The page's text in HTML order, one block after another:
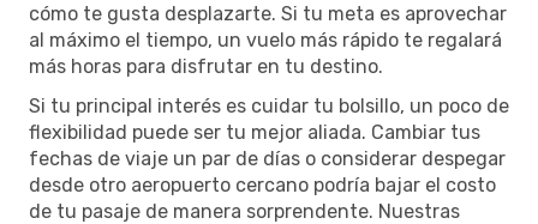
cómo te gusta desplazarte. Si tu meta es aprovechar
al máximo el tiempo, un vuelo más rápido te regalará
más horas para disfrutar en tu destino.
Si tu principal interés es cuidar tu bolsillo, un poco de
flexibilidad puede ser tu mejor aliada. Cambiar tus
fechas de viaje un par de días o considerar despegar
desde otro aeropuerto cercano podría bajar el costo
de tu pasaje de manera sorprendente. Nuestras